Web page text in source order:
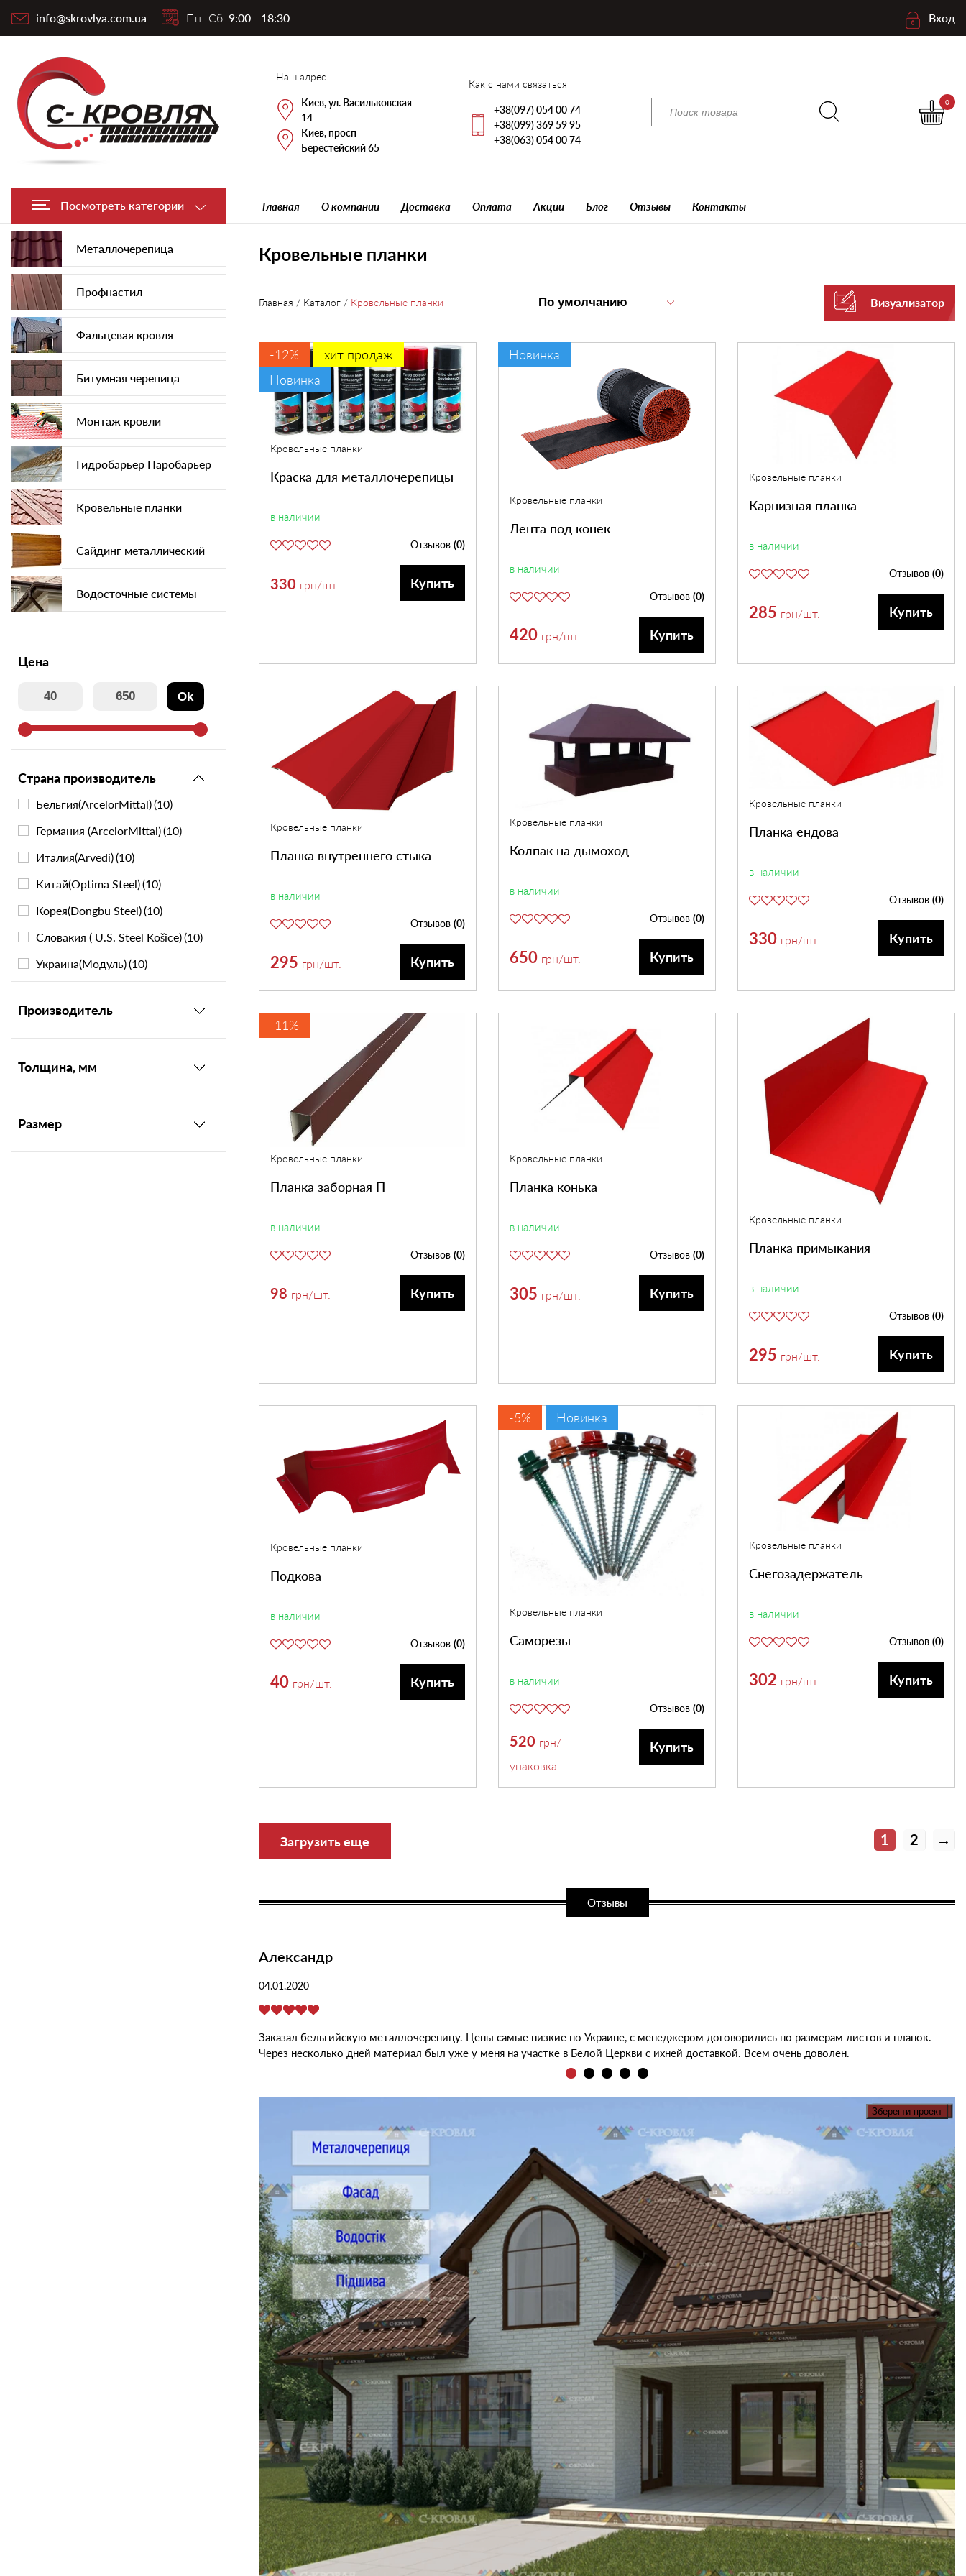
info@skrovlya.com.ua Пн.-Сб. 9:00 - 18:30 Вход
Наш адрес
Киев, ул. Васильковская
14
Киев, просп
Берестейский 65
Как с нами связаться
+38(097) 054 00 74
+38(099) 369 59 95
+38(063) 054 00 74
0
Посмотреть категории Главная О компании Доставка Оплата Акции Блог Отзывы Контакты
Металлочерепица
Профнастил
Фальцевая кровля
Битумная черепица
Монтаж кровли
Гидробарьер Паробарьер
Кровельные планки
Сайдинг металлический
Водосточные системы
Мансардные окна
Композитная черепица
Сетка для забора 3D
Чердачные лесницы
Цена
Ok
Страна производитель
Бельгия(ArcelorMittal)(10)
Германия (ArcelorMittal)(10)
Италия(Arvedi)(10)
Китай(Optima Steel)(10)
Корея(Dongbu Steel)(10)
Словакия ( U.S. Steel Košice)(10)
Украина(Модуль)(10)
Производитель
Толщина, мм
Размер
Кровельные планки
Главная / Каталог / Кровельные планки Визуализатор
-12%
хит продаж
Новинка
Кровельные планки
Краска для металлочерепицы
в наличии
Отзывов (0)
330 грн/шт. Купить
Новинка
Кровельные планки
Лента под конек
в наличии
Отзывов (0)
420 грн/шт. Купить
Кровельные планки
Карнизная планка
в наличии
Отзывов (0)
285 грн/шт. Купить
Кровельные планки
Планка внутреннего стыка
в наличии
Отзывов (0)
295 грн/шт. Купить
Кровельные планки
Колпак на дымоход
в наличии
Отзывов (0)
650 грн/шт. Купить
Кровельные планки
Планка ендова
в наличии
Отзывов (0)
330 грн/шт. Купить
-11%
Кровельные планки
Планка заборная П
в наличии
Отзывов (0)
98 грн/шт. Купить
Кровельные планки
Планка конька
в наличии
Отзывов (0)
305 грн/шт. Купить
Кровельные планки
Планка примыкания
в наличии
Отзывов (0)
295 грн/шт. Купить
Кровельные планки
Подкова
в наличии
Отзывов (0)
40 грн/шт. Купить
-5% Новинка
Кровельные планки
Саморезы
в наличии
Отзывов (0)
520 грн/
упаковка
Купить
Кровельные планки
Снегозадержатель
в наличии
Отзывов (0)
302 грн/шт. Купить
Загрузить еще 1 2 →
Отзывы
Александр
04.01.2020
Заказал бельгийскую металлочерепицу. Цены самые низкие по Украине, с менеджером договорились по размерам листов и планок.
Через несколько дней материал был уже у меня на участке в Белой Церкви с ихней доставкой. Всем очень доволен.
Зберегти проект